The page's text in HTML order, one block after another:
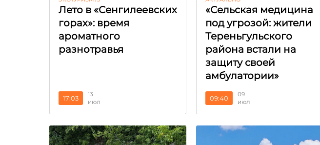
Лето в «Сенгилеевских
горах»: время
ароматного
разнотравья
17:03
13
июл
«Сельская медицина
под угрозой: жители
Тереньгульского
района встали на
защиту своей
амбулатории»
09:40
09
июл